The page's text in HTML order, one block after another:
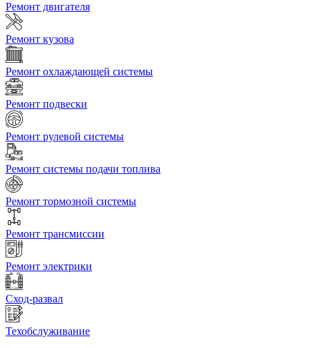
Ремонт двигателя
Ремонт кузова
Ремонт охлаждающей системы
Ремонт подвески
Ремонт рулевой системы
Ремонт системы подачи топлива
Ремонт тормозной системы
Ремонт трансмиссии
Ремонт электрики
Сход-развал
Техобслуживание